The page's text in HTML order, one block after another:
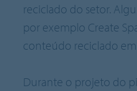
reciclado do setor.
por exemplo Create
conteúdo reciclado
Durante o projeto do